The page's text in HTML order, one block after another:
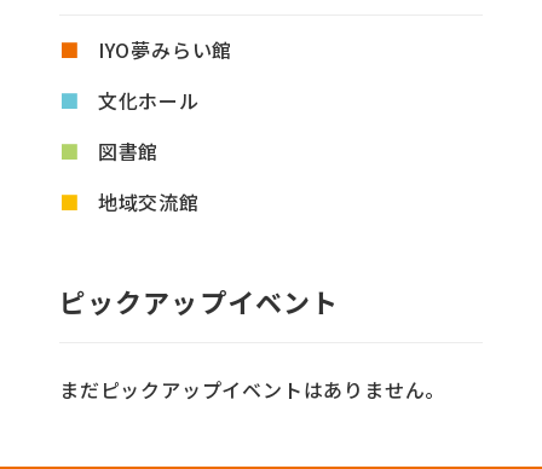
IYO夢みらい館
文化ホール
図書館
地域交流館
ピックアップイベント
まだピックアップイベントはありません。